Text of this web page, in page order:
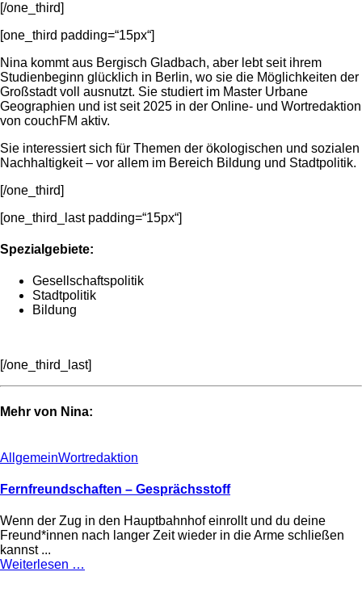
[/one_third]
[one_third padding=“15px“]
Nina kommt aus Bergisch Gladbach, aber lebt seit ihrem
Studienbeginn glücklich in Berlin, wo sie die Möglichkeiten der
Großstadt voll ausnutzt. Sie studiert im Master Urbane
Geographien und ist seit 2025 in der Online- und Wortredaktion
von couchFM aktiv.
Sie interessiert sich für Themen der ökologischen und sozialen
Nachhaltigkeit – vor allem im Bereich Bildung und Stadtpolitik.
[/one_third]
[one_third_last padding=“15px“]
Spezialgebiete:
Gesellschaftspolitik
Stadtpolitik
Bildung
[/one_third_last]
Mehr von Nina:
AllgemeinWortredaktion
Fernfreundschaften – Gesprächsstoff
Wenn der Zug in den Hauptbahnhof einrollt und du deine
Freund*innen nach langer Zeit wieder in die Arme schließen
kannst ...
Weiterlesen …